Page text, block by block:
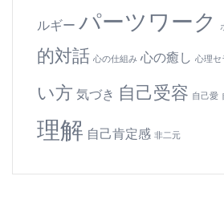
ルギー パーツワーク
的対話 心の仕組み 心の癒し 心理セ
い方 気づき 自己受容 自己愛
理解 自己肯定感 非二元